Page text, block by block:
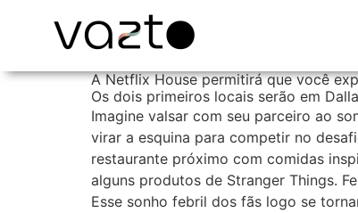
A Netflix House permitirá que você
Os dois primeiros locais serão em
Imagine valsar com seu parceiro ao
virar a esquina para competir no
restaurante próximo com comidas
alguns produtos de Stranger Things.
Esse sonho febril dos fãs logo se